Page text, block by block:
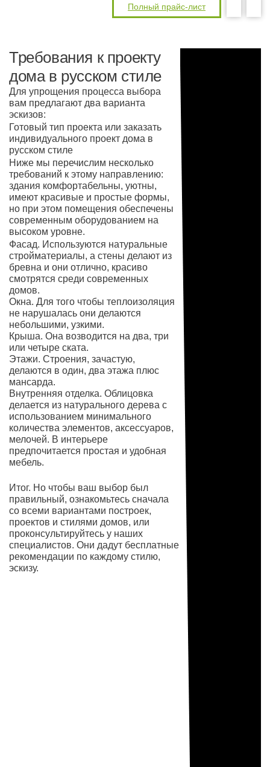
Полный прайс-лист
Требования к проекту
дома в русском стиле
Для упрощения процесса выбора
вам предлагают два варианта
эскизов:
Готовый тип проекта или заказать
индивидуального проект дома в
русском стиле
Ниже мы перечислим несколько
требований к этому направлению:
здания комфортабельны, уютны,
имеют красивые и простые формы,
но при этом помещения обеспечены
современным оборудованием на
высоком уровне.
Фасад. Используются натуральные
стройматериалы, а стены делают из
бревна и они отлично, красиво
смотрятся среди современных
домов.
Окна. Для того чтобы теплоизоляция
не нарушалась они делаются
небольшими, узкими.
Крыша. Она возводится на два, три
или четыре ската.
Этажи. Строения, зачастую,
делаются в один, два этажа плюс
мансарда.
Внутренняя отделка. Облицовка
делается из натурального дерева с
использованием минимального
количества элементов, аксессуаров,
мелочей. В интерьере
предпочитается простая и удобная
мебель.
Итог. Но чтобы ваш выбор был
правильный, ознакомьтесь сначала
со всеми вариантами построек,
проектов и стилями домов, или
проконсультируйтесь у наших
специалистов. Они дадут бесплатные
рекомендации по каждому стилю,
эскизу.